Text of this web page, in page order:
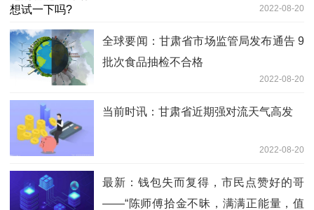
2022-08-20
全球要闻：甘肃省市场监管局发布通告 9
批次食品抽检不合格
2022-08-20
当前时讯：甘肃省近期强对流天气高发
2022-08-20
最新：钱包失而复得，市民点赞好的哥
——“陈师傅拾金不昧，满满正能量，值